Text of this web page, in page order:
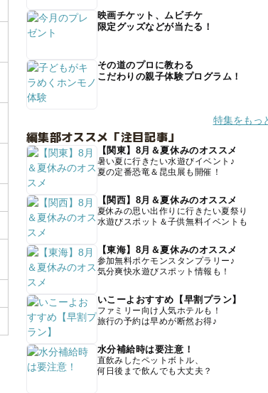
映画チケット、ムビチケ
限定グッズなどが当たる！
その道のプロに教わる
こだわりの親子体験プログラム！
特集をもっ
編集部オススメ「注目記事」
【関東】8月＆夏休みのオススメ
暑い夏に行きたい水遊びイベント♪
夏の定番恐竜＆昆虫展も開催！
【関西】8月＆夏休みのオススメ
夏休みの思い出作りに行きたい夏祭り
水遊びスポット＆子供無料イベントも
【東海】8月＆夏休みのオススメ
参加無料ポケモンスタンプラリー♪
気分爽快水遊びスポット情報も！
いこーよおすすめ【早割プラン】
ファミリー向け人気ホテルも！
旅行の予約は早めが断然お得♪
水分補給時は要注意！
直飲みしたペットボトル、
何日後まで飲んでも大丈夫？